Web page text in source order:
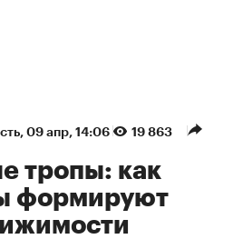
09 апр, 14:06 19 863
тропы: как
формируют